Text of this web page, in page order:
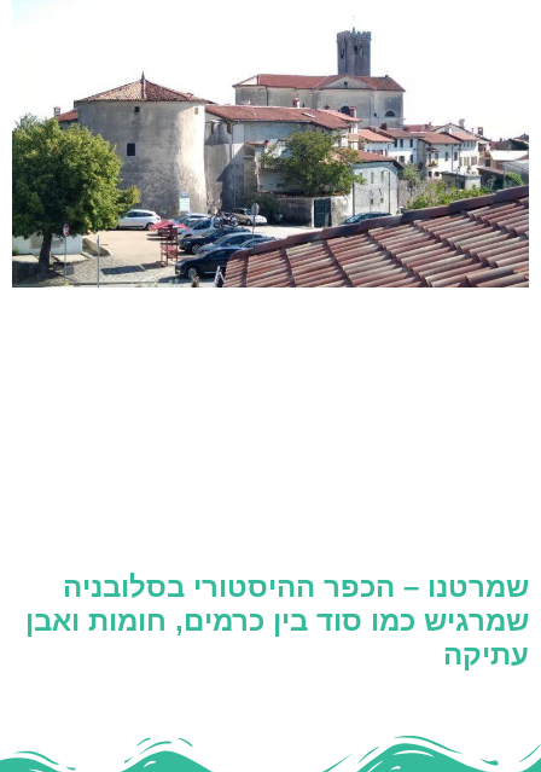
שמרטנו – הכפר ההיסטורי בסלובניה
שמרגיש כמו סוד בין כרמים, חומות ואבן
עתיקה